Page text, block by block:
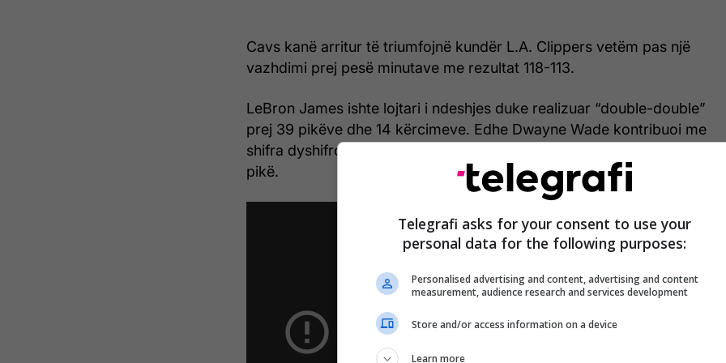
Cavs kanë arritur të triumfojnë kundër L.A. Clippers vetëm pas një
vazhdimi prej pesë minutave me rezultat 118-113.
LeBron James ishte lojtari i ndeshjes duke realizuar “double-double”
prej 39 pikëve dhe 14 kërcimeve. Edhe Dwayne Wade kontribuoi me
shifra dyshifrore, ku pati 23 pikë dhe 11 kërcime. Kevin Love shtoi 25
pikë.
Telegrafi asks for your consent to use your
personal data for the following purposes:
Personalised advertising and content, advertising and content
measurement, audience research and services development
Store and/or access information on a device
Learn more